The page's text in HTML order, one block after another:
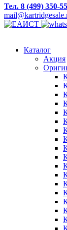
Тел. 8 (499) 350-
Каталог
Акция